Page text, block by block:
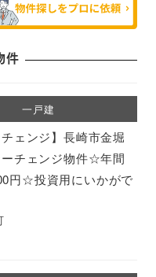
件
一戸建
チェンジ】長崎市金堀
チェンジ物件☆年間
円☆投資用にいかがで